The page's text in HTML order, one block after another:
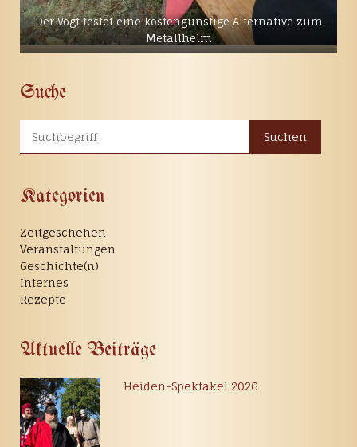
Der Vogt testet eine kostengünstige Alternative zum
Metallhelm
Suche
Suchen
Kategorien
Zeitgeschehen
Veranstaltungen
Geschichte(n)
Internes
Rezepte
Aktuelle Beiträge
Heiden-Spektakel 2026